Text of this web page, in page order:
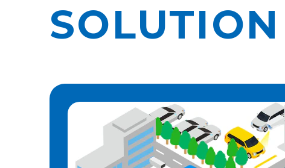
RFIDシステム
ICTインフラ
SOLUTION